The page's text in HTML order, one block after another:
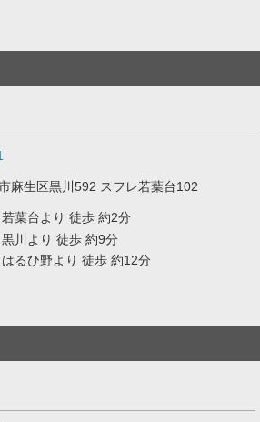
麻生区黒川592 スフレ若葉台102
葉台より 徒歩 約2分
川より 徒歩 約9分
るひ野より 徒歩 約12分